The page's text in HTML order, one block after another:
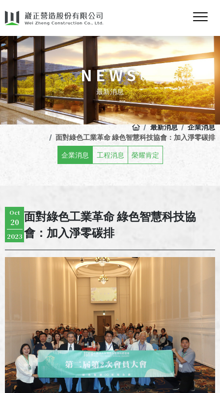
NEWS
最新消息
最新消息
企業消息
面對綠色工業革命 綠色智慧科技協會：加入淨零碳排
企業消息 工程消息 榮耀肯定
Oct
20
2023
面對綠色工業革命 綠色智慧科技協
會：加入淨零碳排